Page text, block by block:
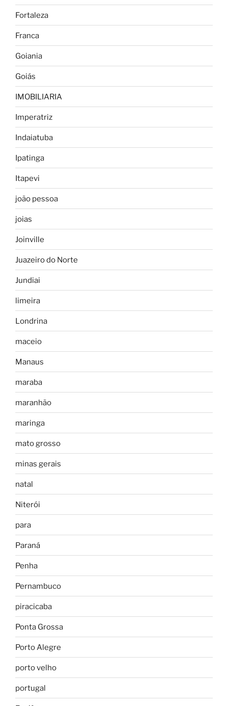
Fortaleza
Franca
Goiania
Goiás
IMOBILIARIA
Imperatriz
Indaiatuba
Ipatinga
Itapevi
joão pessoa
joias
Joinville
Juazeiro do Norte
Jundiai
limeira
Londrina
maceio
Manaus
maraba
maranhão
maringa
mato grosso
minas gerais
natal
Niterói
para
Paraná
Penha
Pernambuco
piracicaba
Ponta Grossa
Porto Alegre
porto velho
portugal